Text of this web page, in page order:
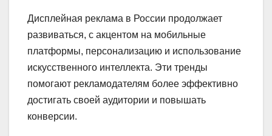
Дисплейная реклама в России продолжает
развиваться, с акцентом на мобильные
платформы, персонализацию и использование
искусственного интеллекта. Эти тренды
помогают рекламодателям более эффективно
достигать своей аудитории и повышать
конверсии.